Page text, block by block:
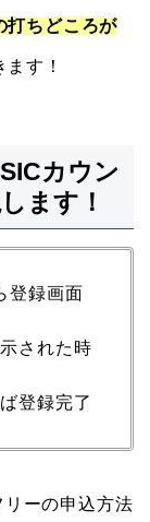
打ちどころが
ます！
カウン
ます！
登録画面
された時
登録完了
ーの申込方法